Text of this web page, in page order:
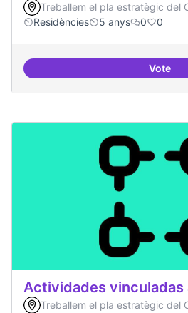
Treballem el pla estratègic del
Residències
5 anys 0 0
Vote
30
Actividades vinculadas
Treballem el pla estratègic del